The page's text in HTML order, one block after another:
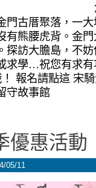
門古厝聚落，一
有熊腰虎背。金
探訪大膽島，不
求學…祝您有求有
報名請點這 宋
守故事館
優惠活動
05/11